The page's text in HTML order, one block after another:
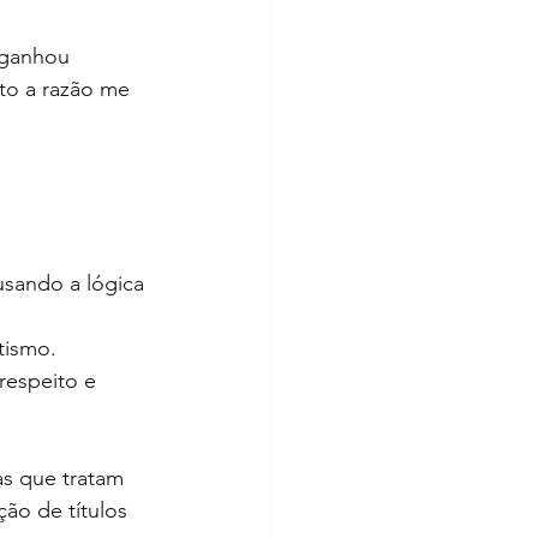
a razão me
a lógica
e
que tratam
de títulos